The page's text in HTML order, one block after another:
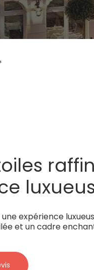
étoilée
au
expérience
et un cadre